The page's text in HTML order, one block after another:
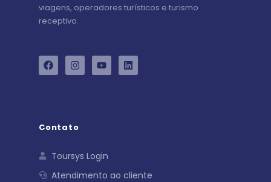
viagens, operadores turísticos e turismo
receptivo.
Contato
Toursys Login
Atendimento ao cliente